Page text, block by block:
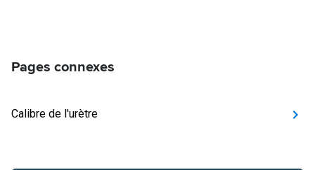
Pages connexes
Calibre de l'urètre